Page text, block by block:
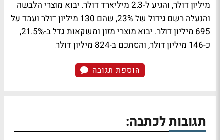
מיליון דולר, והגיע ל-2.3 מיליארד דולר. יבוא מוצרי הלבשה
והנעלה רשם גידול של 23%, שהם 130 מיליון דולר ועמד על
695 מיליון דולר. יבוא מוצרי מזון ומשקאות גדל ב-21.5%,
כ-146 מיליון דולר, והסתכם ב-824 מיליון דולר.
הוספת תגובה
תגובות לכתבה: